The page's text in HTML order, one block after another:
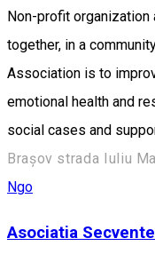
Non-profit
together, in a
Association is to
emotional health and
social cases and
Brașov strada Iuliu
Ngo
Asociatia Secvente